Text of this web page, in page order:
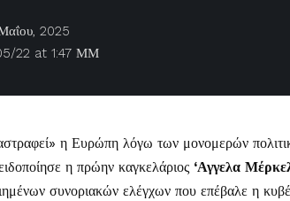
22 at 1:47 ΜΜ
2025
η Ευρώπη λόγω των μονομερών
η πρώην καγκελάριος ‘Αγγελα
συνοριακών ελέγχων που επέβαλε η